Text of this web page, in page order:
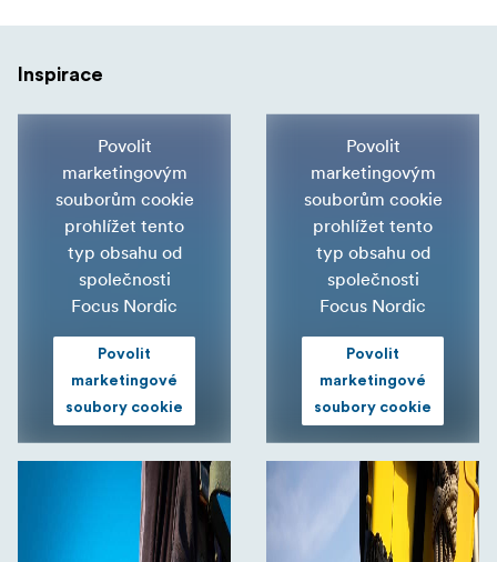
Inspirace
Povolit
marketingovým
souborům cookie
prohlížet tento
typ obsahu od
společnosti
Focus Nordic
Povolit
marketingové
soubory cookie
Povolit
marketingovým
souborům cookie
prohlížet tento
typ obsahu od
společnosti
Focus Nordic
Povolit
marketingové
soubory cookie